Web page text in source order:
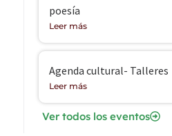
poesía
Leer más
Agenda cultural- Talleres
Leer más
Ver todos los eventos